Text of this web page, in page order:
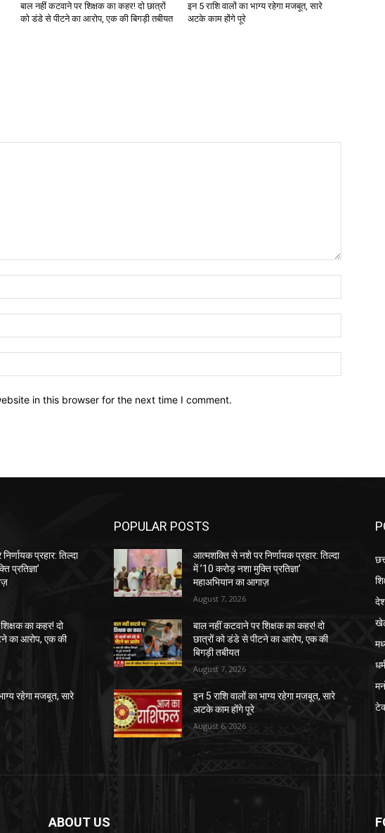
बाल नहीं कटवाने पर शिक्षक का कहर! दो छात्रों
को डंडे से पीटने का आरोप, एक की बिगड़ी तबीयत
इन 5 राशि वालों का भाग्य रहेगा मजबूत, सारे
अटके काम होंगे पूरे
in this browser for the next time I comment.
प्रहार: तिल्दा
प्रतिज्ञा’
का कहर! दो
का आरोप, एक की
रहेगा मजबूत, सारे
POPULAR POSTS
आत्मशक्ति से नशे पर निर्णायक प्रहार: तिल्दा
में ’10 करोड़ नशा मुक्ति प्रतिज्ञा’
महाअभियान का आगाज़
August 7, 2026
बाल नहीं कटवाने पर शिक्षक का कहर! दो
छात्रों को डंडे से पीटने का आरोप, एक की
बिगड़ी तबीयत
August 7, 2026
इन 5 राशि वालों का भाग्य रहेगा मजबूत, सारे
अटके काम होंगे पूरे
August 6, 2026
धर्म
ABOUT US